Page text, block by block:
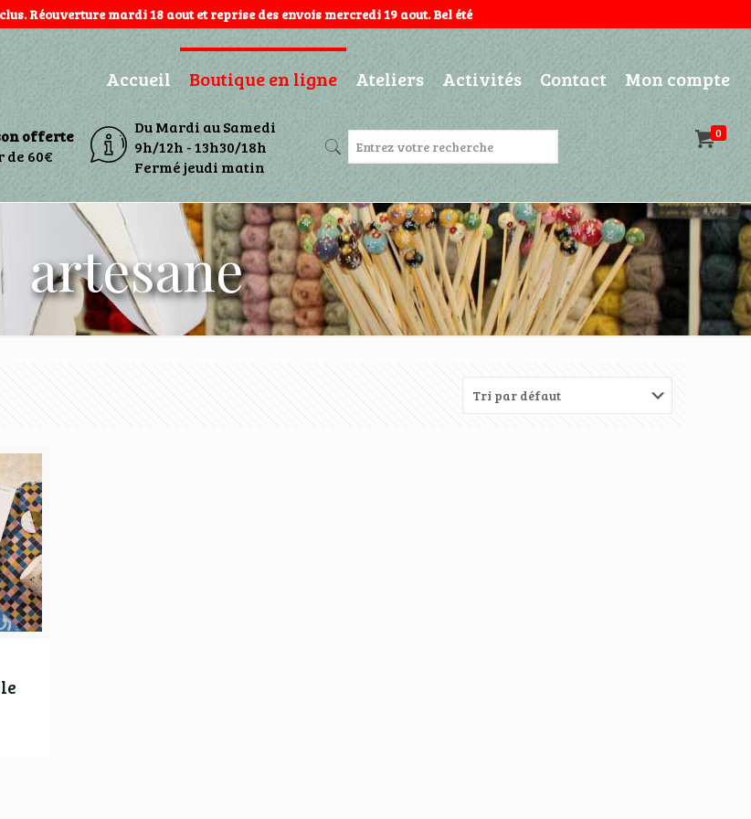
Réouverture mardi 18 aout et reprise des envois mercredi 19 aout. Bel été
Accueil Boutique en ligne Ateliers Activités Contact Mon compte
0
offerte
60€
Du Mardi au Samedi
9h/12h - 13h30/18h
Fermé jeudi matin
artesane